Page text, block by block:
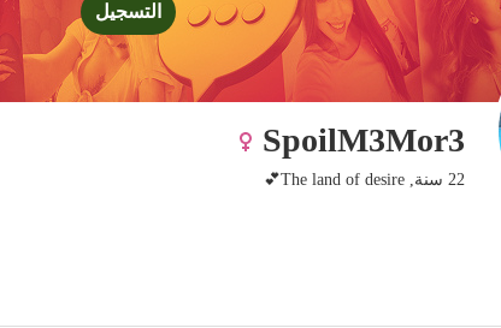
التسجيل
SpoilM3Mor3
22 سنة, The land of desire💕